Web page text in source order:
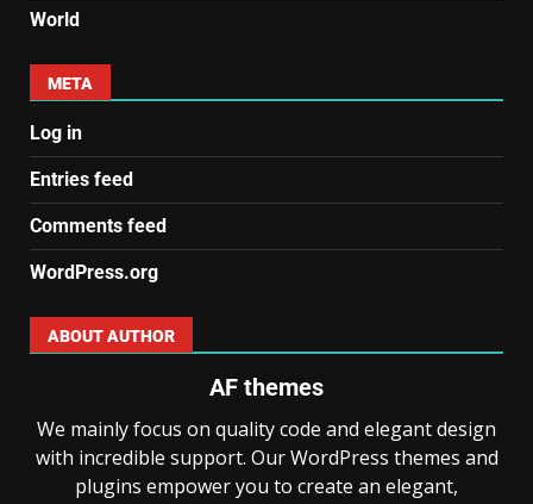
World
META
Log in
Entries feed
Comments feed
WordPress.org
ABOUT AUTHOR
AF themes
We mainly focus on quality code and elegant design
with incredible support. Our WordPress themes and
plugins empower you to create an elegant,